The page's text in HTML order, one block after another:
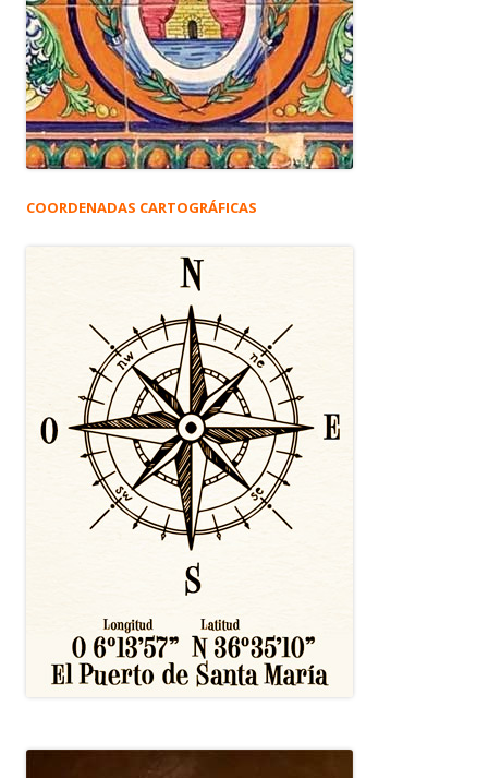
COORDENADAS CARTOGRÁFICAS